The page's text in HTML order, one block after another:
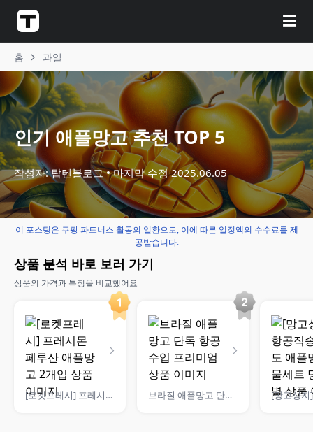
☰
홈 과일
인기 애플망고 추천 TOP 5
작성자: 탑텐블로그 마지막 수정2025.06.05
이 포스팅은 쿠팡 파트너스 활동의 일환으로, 이에 따른 일정액의 수수료를 제
공받습니다.
상품 분석 바로 보러 가기
상품의 가격과 특징을 비교했어요
[로켓프레시] 프레시몬 페루산 애플망고 2개입 브라질 애플망고 단독 항공수입 프리미엄